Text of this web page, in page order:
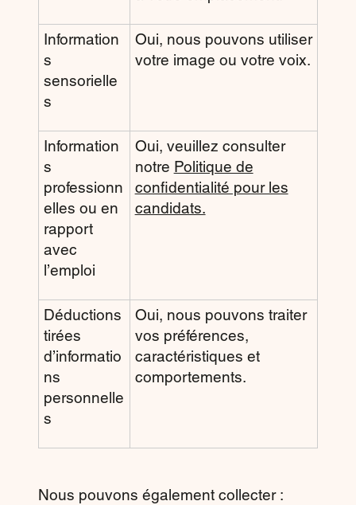
Information
s
sensorielle
s
Oui, nous pouvons utiliser
votre image ou votre voix.
Information
s
professionn
elles ou en
rapport
avec
l’emploi
Oui, veuillez consulter
notre Politique de
confidentialité pour les
candidats.
Déductions
tirées
d’informatio
ns
personnelle
s
Oui, nous pouvons traiter
vos préférences,
caractéristiques et
comportements.
Nous pouvons également collecter :